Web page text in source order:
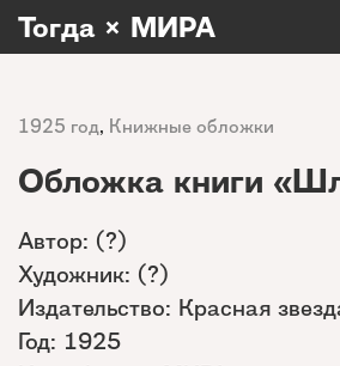
Тогда × МИРА
1925 год, Книжные обложки
Обложка книги
Автор: (?)
Художник: (?)
Издательство: Красная
Год: 1925